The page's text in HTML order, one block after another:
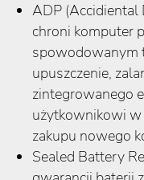
ADP (Accidiental
chroni komputer
spowodowanym
upuszczenie,
zintegrowanego
użytkownikowi
zakupu nowego
Sealed Battery